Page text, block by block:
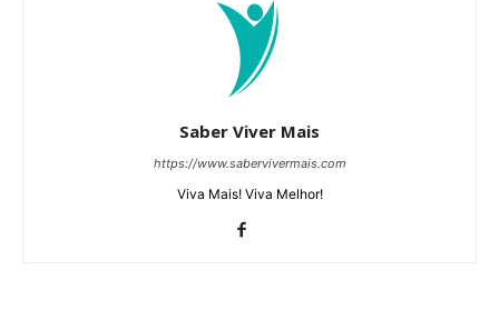
Saber Viver Mais
https://www.sabervivermais.com
Viva Mais! Viva Melhor!